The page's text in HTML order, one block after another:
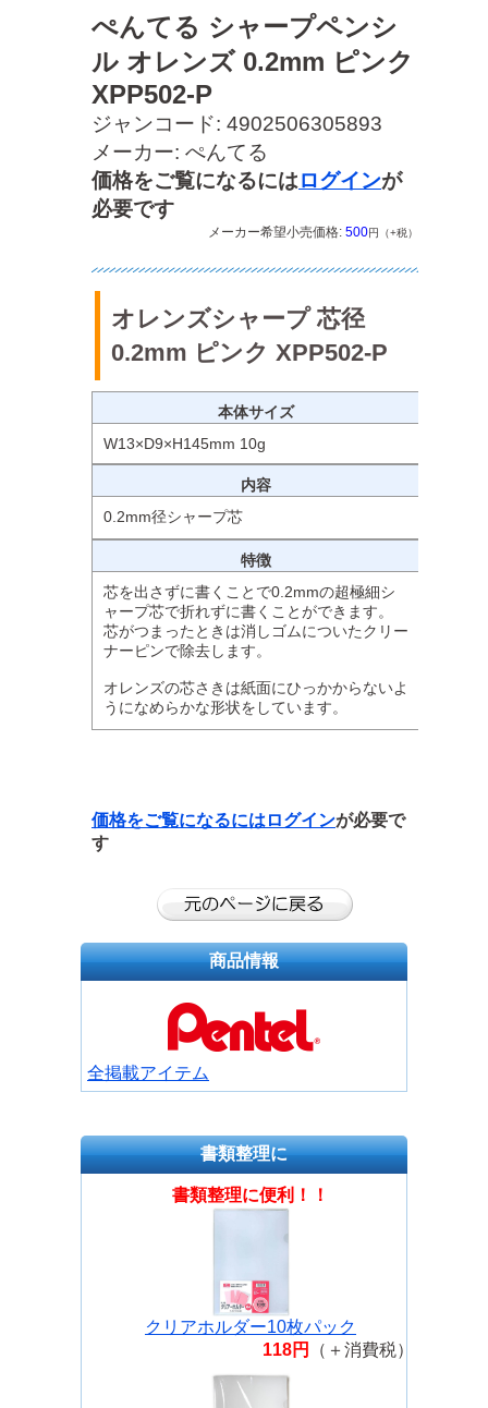
ぺんてる シャープペンシ
ル オレンズ 0.2mm ピンク
XPP502-P
ジャンコード: 4902506305893
メーカー: ぺんてる
価格をご覧になるにはログインが
必要です
メーカー希望小売価格: 500円（+税）
オレンズシャープ 芯径
0.2mm ピンク XPP502-P
本体サイズ
W13×D9×H145mm 10g
内容
0.2mm径シャープ芯
特徴
芯を出さずに書くことで0.2mmの超極細シ
ャープ芯で折れずに書くことができます。
芯がつまったときは消しゴムについたクリー
ナーピンで除去します。
オレンズの芯さきは紙面にひっかからないよ
うになめらかな形状をしています。
価格をご覧になるには ログインが必要で
す
商品情報
全掲載アイテム
書類整理に
書類整理に便利！！
クリアホルダー10枚パック
118円
（＋消費税）